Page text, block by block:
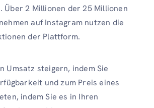
Über 2 Millionen der 25 Millionen
auf Instagram nutzen die
der Plattform.
Umsatz steigern, indem Sie
und zum Preis eines
indem Sie es in Ihren